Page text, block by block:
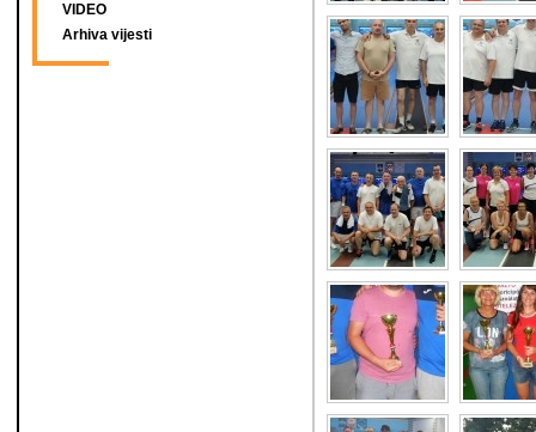
VIDEO
Arhiva vijesti